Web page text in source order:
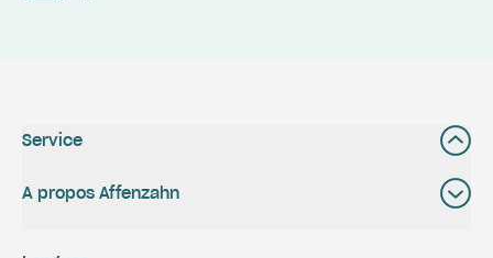
Service
A propos Affenzahn